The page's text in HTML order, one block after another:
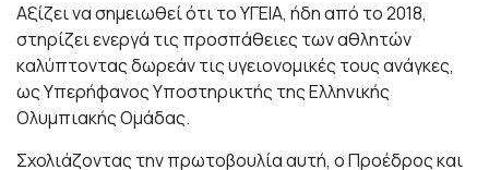
Αξίζει να σημειωθεί ότι το ΥΓΕΙΑ, ήδη από το 2018,
στηρίζει ενεργά τις προσπάθειες των αθλητών
καλύπτοντας δωρεάν τις υγειονομικές τους ανάγκες,
ως Υπερήφανος Υποστηρικτής της Ελληνικής
Ολυμπιακής Ομάδας.
Σχολιάζοντας την πρωτοβουλία αυτή, ο Προέδρος και